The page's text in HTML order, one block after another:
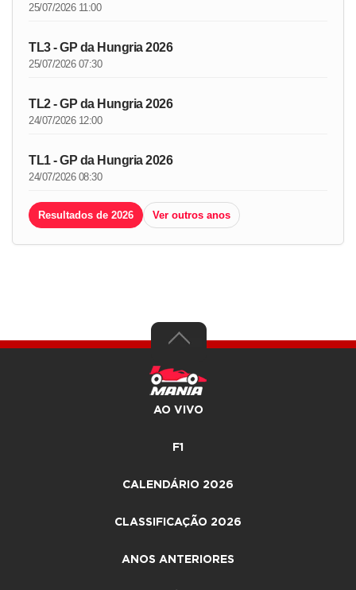
25/07/2026 11:00
TL3 - GP da Hungria 2026
25/07/2026 07:30
TL2 - GP da Hungria 2026
24/07/2026 12:00
TL1 - GP da Hungria 2026
24/07/2026 08:30
Resultados de 2026 Ver outros anos
AO VIVO
F1
CALENDÁRIO 2026
CLASSIFICAÇÃO 2026
ANOS ANTERIORES